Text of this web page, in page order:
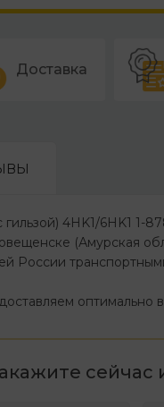
Доставка
4HK1/6HK1 1-
(Амурская
России
оптимально
сейчас